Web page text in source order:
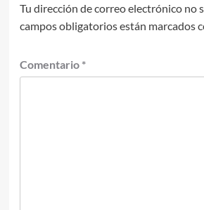
Tu dirección de correo electrónico no
campos obligatorios están marcados
Comentario *